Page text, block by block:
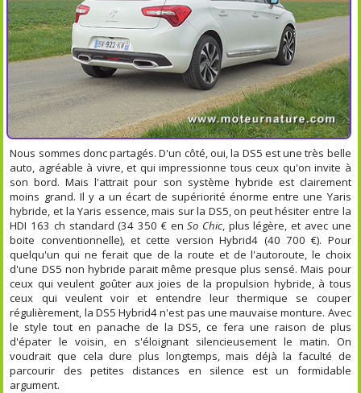
Nous sommes donc partagés. D'un côté, oui, la DS5 est une très belle
auto, agréable à vivre, et qui impressionne tous ceux qu'on invite à
son bord. Mais l'attrait pour son système hybride est clairement
moins grand. Il y a un écart de supériorité énorme entre une Yaris
hybride, et la Yaris essence, mais sur la DS5, on peut hésiter entre la
HDI 163 ch standard (34 350 € enSo Chic, plus légère, et avec une
boite conventionnelle), et cette version Hybrid4 (40 700 €). Pour
quelqu'un qui ne ferait que de la route et de l'autoroute, le choix
d'une DS5 non hybride parait même presque plus sensé. Mais pour
ceux qui veulent goûter aux joies de la propulsion hybride, à tous
ceux qui veulent voir et entendre leur thermique se couper
régulièrement, la DS5 Hybrid4 n'est pas une mauvaise monture. Avec
le style tout en panache de la DS5, ce fera une raison de plus
d'épater le voisin, en s'éloignant silencieusement le matin. On
voudrait que cela dure plus longtemps, mais déjà la faculté de
parcourir des petites distances en silence est un formidable
argument.